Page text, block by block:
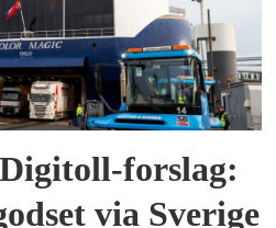
forslag:
via Sverige